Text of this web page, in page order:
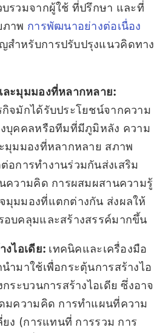
รวมจากผู้ใช้ ที่ปรึกษา และที่
ภาพ การพัฒนาอย่างต่อเนื่อง
สำหรับการปรับปรุงแนวคิดทาง
ะมุมมองที่หลากหลาย:
จมักได้รับประโยชน์จากความ
บุคคลหรือทีมที่มีภูมิหลัง ความ
มุมมองที่หลากหลาย สภาพ
อการทำงานร่วมกันส่งเสริม
ความคิด การผสมผสานความรู้
มุมมองที่แตกต่างกัน ส่งผลให้
บคลุมและสร้างสรรค์มากขึ้น
งไอเดีย: เทคนิคและเครื่องมือ
ำมาใช้เพื่อกระตุ้นการสร้างไอ
กระบวนการสร้างไอเดีย ซึ่งอาจ
มความคิด การทำแผนที่ความ
ยง (การแทนที่ การรวม การ